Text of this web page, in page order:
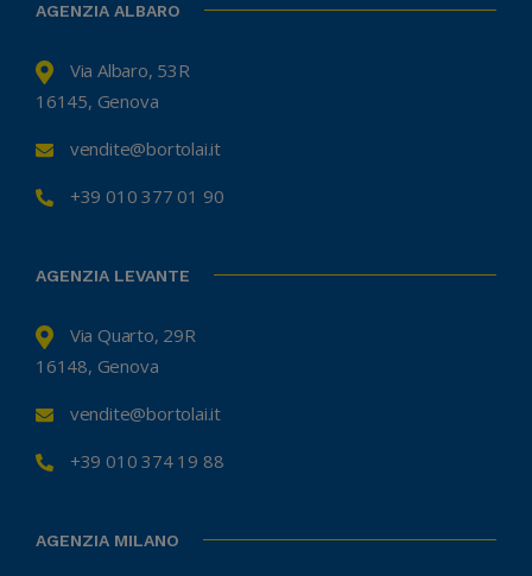
AGENZIA ALBARO
Via Albaro, 53R
16145, Genova
vendite@bortolai.it
+39 010 377 01 90
AGENZIA LEVANTE
Via Quarto, 29R
16148, Genova
vendite@bortolai.it
+39 010 374 19 88
AGENZIA MILANO